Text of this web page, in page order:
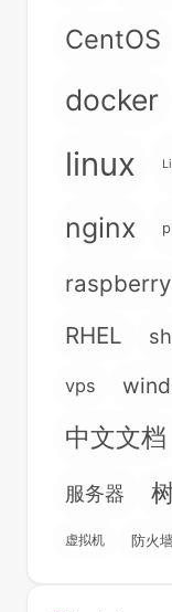
CentOS
docker
linux
nginx
raspberry
RHEL
vps
中文文档
服务器
虚拟机 防火